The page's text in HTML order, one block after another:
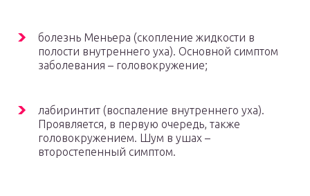
болезнь Меньера (скопление жидкости в
полости внутреннего уха). Основной симптом
заболевания – головокружение;
лабиринтит (воспаление внутреннего уха).
Проявляется, в первую очередь, также
головокружением. Шум в ушах –
второстепенный симптом.